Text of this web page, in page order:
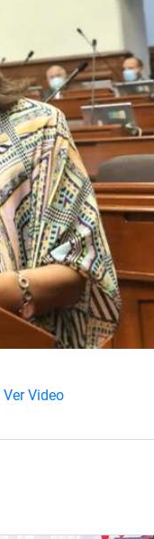
Ver Video